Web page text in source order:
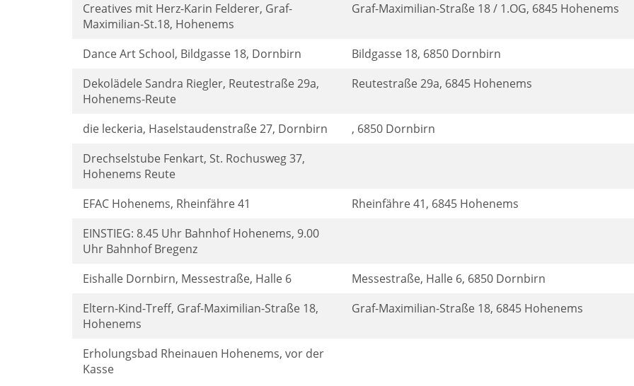
Creatives mit Herz-Karin Felderer, Graf-
Maximilian-St.18, Hohenems
Graf-Maximilian-Straße 18 / 1.OG, 6845 Hohenems
Dance Art School, Bildgasse 18, Dornbirn
Bildgasse 18, 6850 Dornbirn
Dekolädele Sandra Riegler, Reutestraße 29a,
Hohenems-Reute
Reutestraße 29a, 6845 Hohenems
die leckeria, Haselstaudenstraße 27, Dornbirn
, 6850 Dornbirn
Drechselstube Fenkart, St. Rochusweg 37,
Hohenems Reute
EFAC Hohenems, Rheinfähre 41
Rheinfähre 41, 6845 Hohenems
EINSTIEG: 8.45 Uhr Bahnhof Hohenems, 9.00
Uhr Bahnhof Bregenz
Eishalle Dornbirn, Messestraße, Halle 6
Messestraße, Halle 6, 6850 Dornbirn
Eltern-Kind-Treff, Graf-Maximilian-Straße 18,
Hohenems
Graf-Maximilian-Straße 18, 6845 Hohenems
Erholungsbad Rheinauen Hohenems, vor der
Kasse